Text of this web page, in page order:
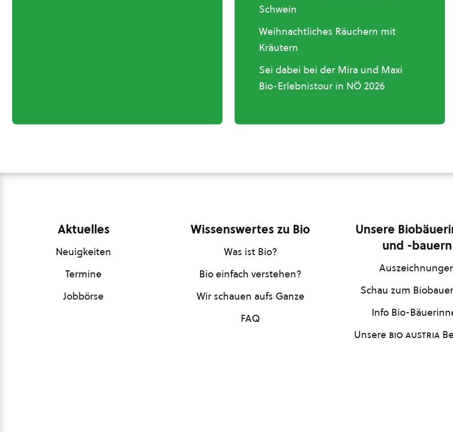
Schwein
Weihnachtliches Räuchern mit
Kräutern
Sei dabei bei der Mira und Maxi
Bio-Erlebnistour in NÖ 2026
Aktuelles
Neuigkeiten
Termine
Jobbörse
Wissenswertes zu Bio
Was ist Bio?
Bio einfach verstehen?
Wir schauen aufs Ganze
FAQ
Unsere
und -bauern
Schau zum
Info Bio-
Unsere bio austria